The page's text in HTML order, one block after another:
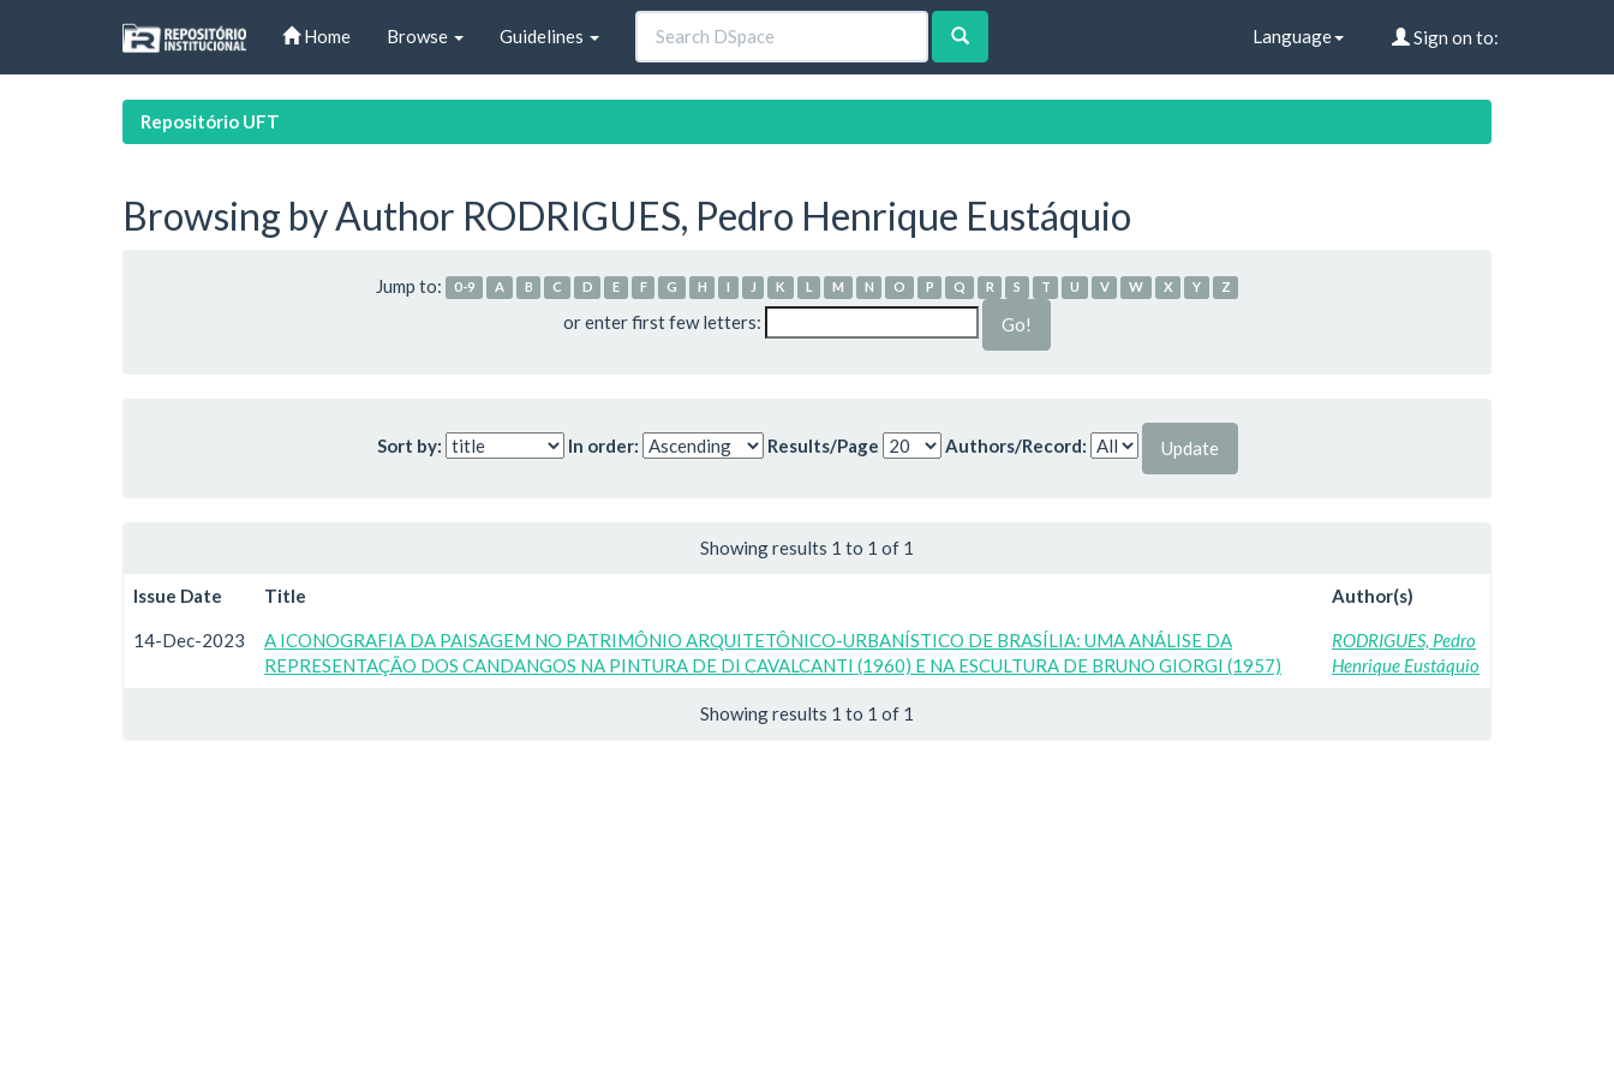
Home Browse Guidelines Language Sign on to:
Repositório UFT
Browsing by Author RODRIGUES, Pedro Henrique Eustáquio
Jump to: 0-9 A B C D E F G H I J K L M N O P Q R S T U V W X Y Z
or enter first few letters:
Sort by: In order: Results/Page Authors/Record:
Showing results 1 to 1 of 1
Issue Date Title Author(s)
14-Dec-2023
A ICONOGRAFIA DA PAISAGEM NO PATRIMÔNIO ARQUITETÔNICO-URBANÍSTICO DE BRASÍLIA: UMA ANÁLISE DA
REPRESENTAÇÃO DOS CANDANGOS NA PINTURA DE DI CAVALCANTI (1960) E NA ESCULTURA DE BRUNO GIORGI (1957)
RODRIGUES, Pedro
Henrique Eustáquio
Showing results 1 to 1 of 1